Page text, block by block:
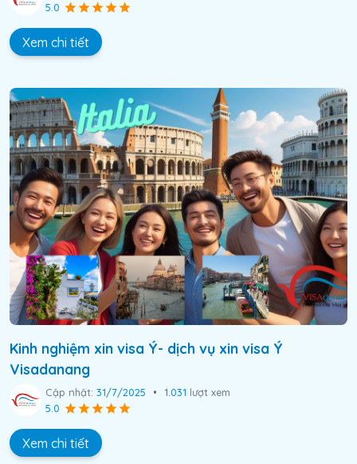
5.0
Xem chi tiết
Kinh nghiệm xin visa Ý- dịch vụ xin visa Ý
Visadanang
Cập nhật: 31/7/2025 • 1.031 lượt xem
5.0
Xem chi tiết